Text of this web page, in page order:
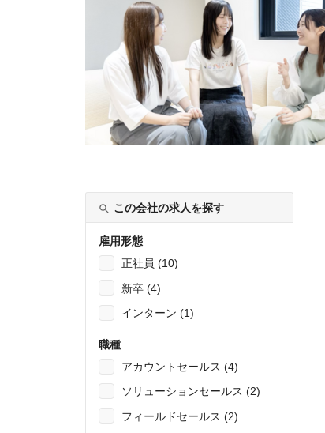
この会社の求人を探す
雇用形態
正社員 (10)
新卒 (4)
インターン (1)
職種
アカウントセールス (4)
ソリューションセールス (2)
フィールドセールス (2)